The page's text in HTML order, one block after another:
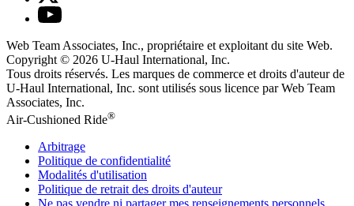
Web Team Associates, Inc., propriétaire et exploitant du site Web.
Copyright © 2026 U-Haul International, Inc.
Tous droits réservés. Les marques de commerce et droits d'auteur de
U-Haul International, Inc. sont utilisés sous licence par Web Team
Associates, Inc.
Air-Cushioned Ride®
Arbitrage
Politique de confidentialité
Modalités d'utilisation
Politique de retrait des droits d'auteur